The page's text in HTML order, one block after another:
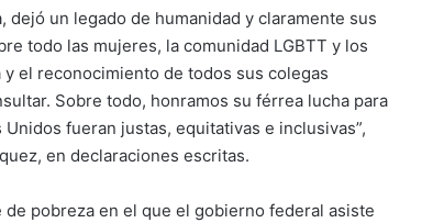
dejó un legado de humanidad y claramente sus
todo las mujeres, la comunidad LGBTT y los
el reconocimiento de todos sus colegas
Sobre todo, honramos su férrea lucha para
fueran justas, equitativas e inclusivas”,
en declaraciones escritas.
pobreza en el que el gobierno federal asiste